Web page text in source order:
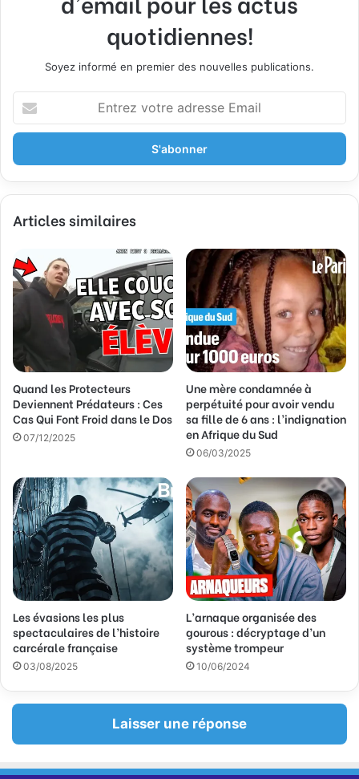
quotidiennes!
Soyez informé en premier des nouvelles publications.
t
e
z
o
e
a
d
s
e
E
m
a
Articles similaires
Quand les Protecteurs
Deviennent Prédateurs : Ces
Cas Qui Font Froid dans le Dos
07/12/2025
Une mère condamnée à
perpétuité pour avoir vendu
sa fille de 6 ans : l’indignation
en Afrique du Sud
06/03/2025
Les évasions les plus
spectaculaires de l’histoire
carcérale française
03/08/2025
L’arnaque organisée des
gourous : décryptage d’un
système trompeur
10/06/2024
Laisser une réponse